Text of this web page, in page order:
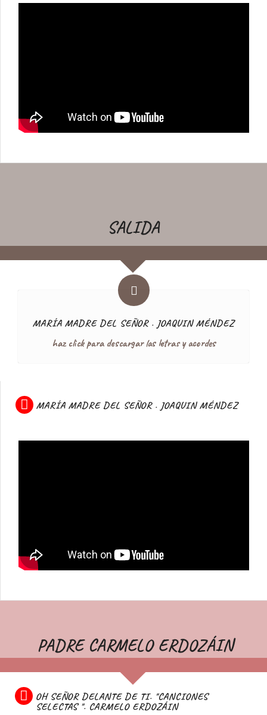
SALIDA
MARÍA MADRE DEL SEÑOR . JOAQUIN MÉNDEZ
haz click para descargar las letras y acordes
MARÍA MADRE DEL SEÑOR . JOAQUIN MÉNDEZ
PADRE CARMELO ERDOZÁIN
OH SEÑOR DELANTE DE TI. "CANCIONES
SELECTAS ". CARMELO ERDOZÁIN